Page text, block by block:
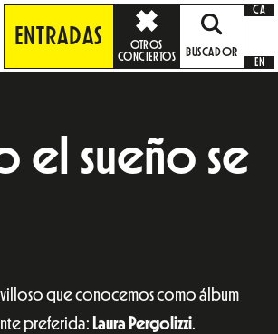
ENTRADAS
OTROS
CONCIERTOS
BUSCADOR
CA
EN
el sueño se
que conocemos como álbum
preferida: Laura Pergolizzi.